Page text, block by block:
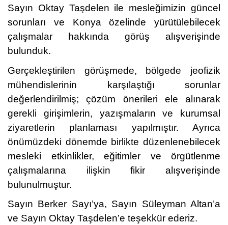
Sayın Oktay Taşdelen ile mesleğimizin güncel
sorunları ve Konya özelinde yürütülebilecek
çalışmalar hakkında görüş alışverişinde
bulunduk.
Gerçekleştirilen görüşmede, bölgede jeofizik
mühendislerinin karşılaştığı sorunlar
değerlendirilmiş; çözüm önerileri ele alınarak
gerekli girişimlerin, yazışmaların ve kurumsal
ziyaretlerin planlaması yapılmıştır. Ayrıca
önümüzdeki dönemde birlikte düzenlenebilecek
mesleki etkinlikler, eğitimler ve örgütlenme
çalışmalarına ilişkin fikir alışverişinde
bulunulmuştur.
Sayın Berker Sayı’ya, Sayın Süleyman Altan’a
ve Sayın Oktay Taşdelen’e teşekkür ederiz.